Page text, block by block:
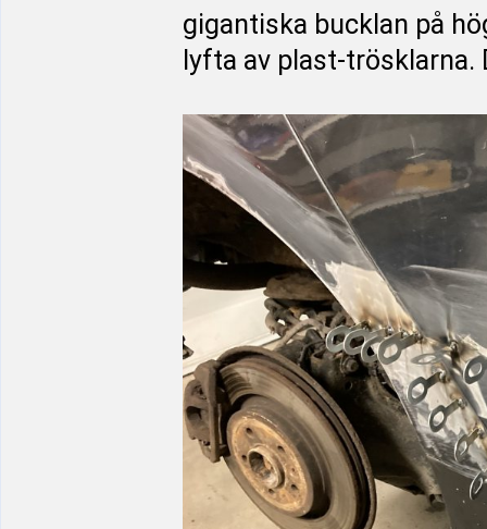
gigantiska bucklan på
lyfta av plast-trösklarna.